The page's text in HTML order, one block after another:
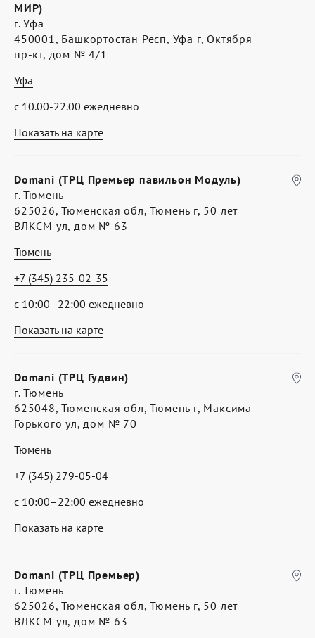
Показать на карте
МИР)
г. Уфа
450001, Башкортостан Респ, Уфа г, Октября
пр-кт, дом № 4/1
Уфа
с 10.00-22.00 ежедневно
Показать на карте
Domani (ТРЦ Премьер павильон Модуль)
г. Тюмень
625026, Тюменская обл, Тюмень г, 50 лет
ВЛКСМ ул, дом № 63
Тюмень
с 10:00–22:00 ежедневно
+7 (345) 235-02-35
Показать на карте
Domani (ТРЦ Гудвин)
г. Тюмень
625048, Тюменская обл, Тюмень г, Максима
Горького ул, дом № 70
Тюмень
с 10:00–22:00 ежедневно
+7 (345) 279-05-04
Domani (ТРЦ Премьер)
г. Тюмень
625026, Тюменская обл, Тюмень г, 50 лет
ВЛКСМ ул, дом № 63